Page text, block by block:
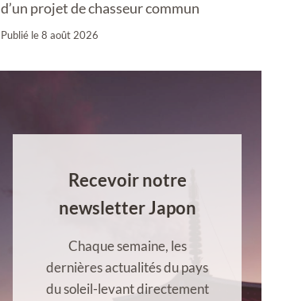
d’un projet de chasseur commun
Publié le8 août 2026
Recevoir notre
newsletter Japon
Chaque semaine, les
dernières actualités du pays
du soleil-levant directement